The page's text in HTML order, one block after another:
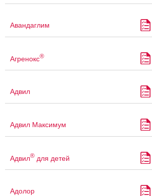
Авандаглим
Агренокс®
Адвил
Адвил Максимум
Адвил® для детей
Адолор